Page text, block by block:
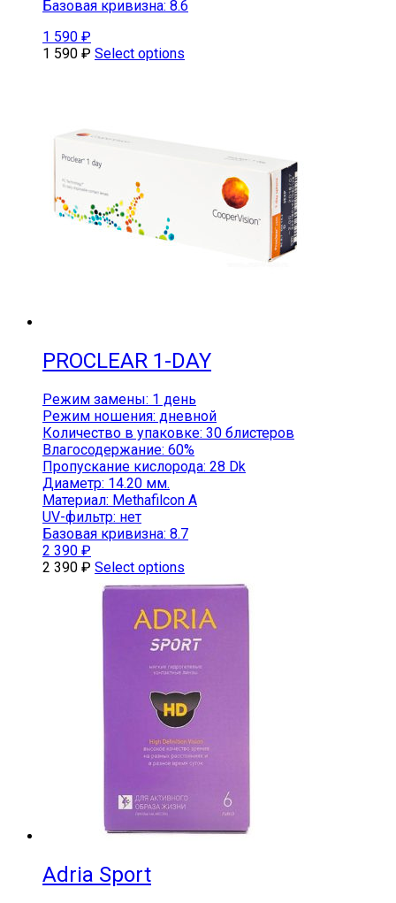
Базовая кривизна: 8.6
1 590 ₽
1 590 ₽ Select options
PROCLEAR 1-DAY
Режим замены: 1 день
Режим ношения: дневной
Количество в упаковке: 30 блистеров
Влагосодержание: 60%
Пропускание кислорода: 28 Dk
Диаметр: 14.20 мм.
Материал: Methafilcon A
UV-фильтр: нет
Базовая кривизна: 8.7
2 390 ₽
2 390 ₽ Select options
Аdria Sport